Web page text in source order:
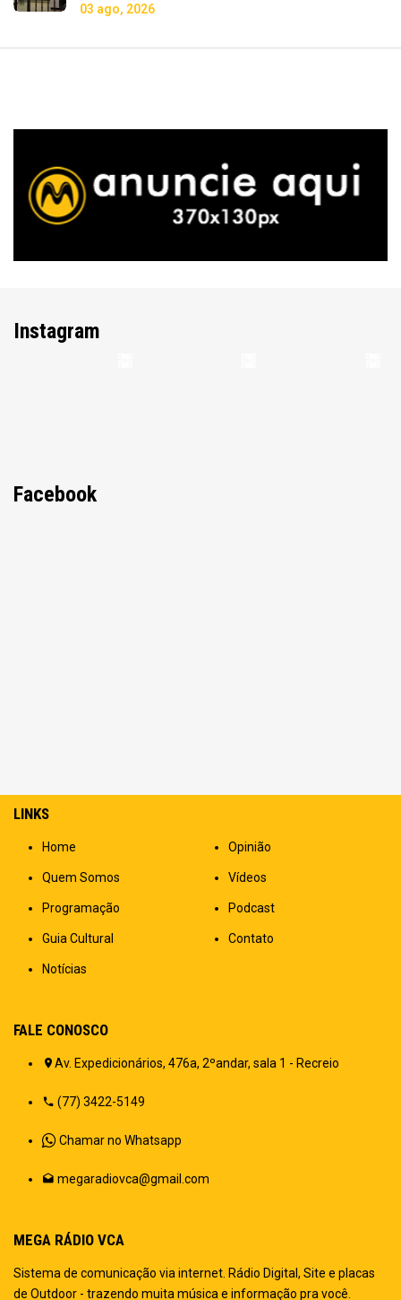
03 ago, 2026
Instagram
Facebook
LINKS
Home
Quem Somos
Programação
Guia Cultural
Notícias
Opinião
Vídeos
Podcast
Contato
FALE CONOSCO
Av. Expedicionários, 476a, 2ºandar, sala 1 - Recreio
(77) 3422-5149
Chamar no Whatsapp
megaradiovca@gmail.com
MEGA RÁDIO VCA
Sistema de comunicação via internet. Rádio Digital, Site e placas
de Outdoor - trazendo muita música e informação pra você.